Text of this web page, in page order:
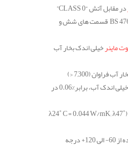
در مقابل آتش“CLASS 0”
BSقسمت های شش و
ماینرخیلی اندک بخار آب
آب فراوان(7,300 <)
اندک آب، برابر%0.06
در
(λ24˚ C = 0.044 W/mK; λ47˚
بازده حرارتی گسترده از 60- الی 120+ درجه